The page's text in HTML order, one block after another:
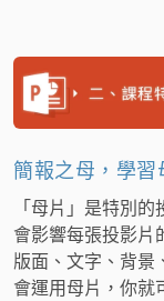
簡報之母，學
「母片」是特別
會影響每張投影片
版面、文字、背景
會運用母片，你就